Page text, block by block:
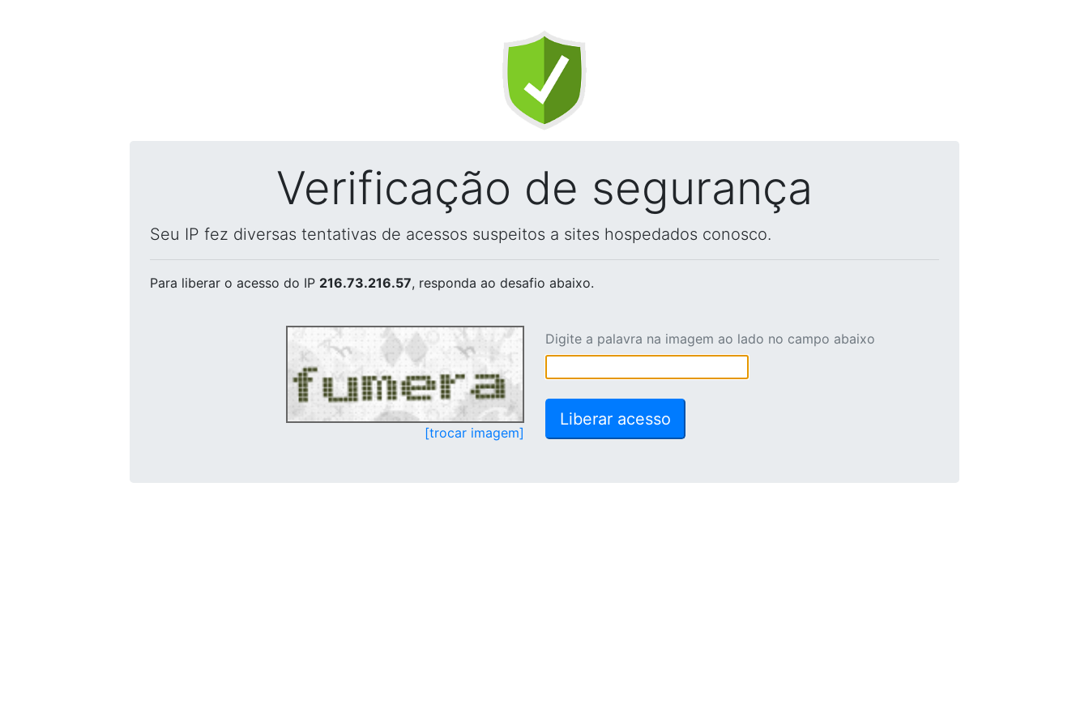
Verificação de segurança
Seu IP fez diversas tentativas de acessos suspeitos a sites hospedados conosco.
Para liberar o acesso do IP 216.73.216.57, responda ao desafio abaixo.
[trocar imagem]
Digite a palavra na imagem ao lado no campo abaixo